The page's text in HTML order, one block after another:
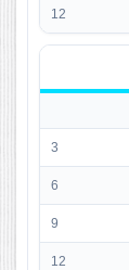
12
3
6
9
12